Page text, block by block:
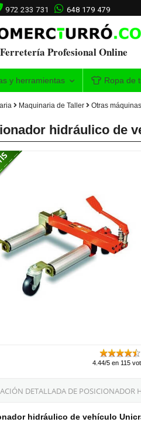
972 233 731 648 179 479
Profesional Online
y herramientas Ropa de
Maquinaria de Taller Otras
hidráulico de
4.44/5 en 115
DETALLADA DE POSICIONADOR
hidráulico de vehículo